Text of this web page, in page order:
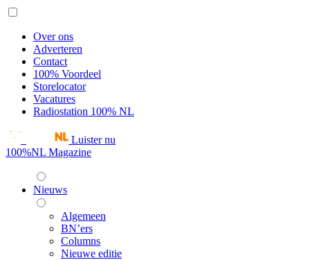
Over ons
Adverteren
Contact
100% Voordeel
Storelocator
Vacatures
Radiostation 100% NL
Luister nu
100%NL Magazine
Nieuws
Algemeen
BN’ers
Columns
Nieuwe editie